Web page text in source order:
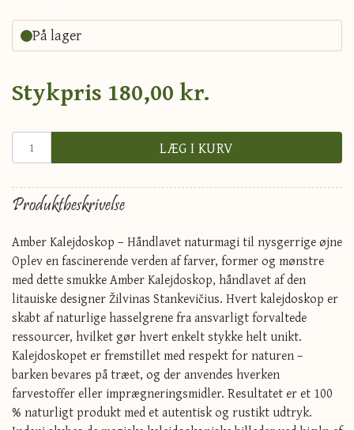
På lager
Stykpris 180,00 kr.
LÆG I KURV
Produktbeskrivelse
Amber Kalejdoskop – Håndlavet naturmagi til nysgerrige øjne
Oplev en fascinerende verden af farver, former og mønstre
med dette smukke Amber Kalejdoskop, håndlavet af den
litauiske designer Žilvinas Stankevičius. Hvert kalejdoskop er
skabt af naturlige hasselgrene fra ansvarligt forvaltede
ressourcer, hvilket gør hvert enkelt stykke helt unikt.
Kalejdoskopet er fremstillet med respekt for naturen –
barken bevares på træet, og der anvendes hverken
farvestoffer eller imprægneringsmidler. Resultatet er et 100
% naturligt produkt med et autentisk og rustikt udtryk.